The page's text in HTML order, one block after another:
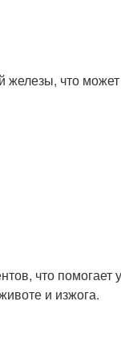
железы, что
что помогает
и изжога.